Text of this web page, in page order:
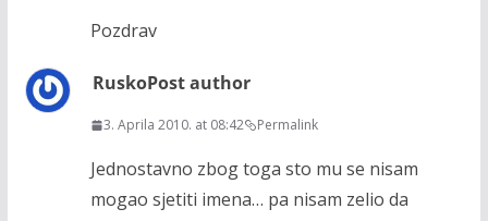
Pozdrav
RuskoPost author
3. Aprila 2010. at 08:42 Permalink
Jednostavno zbog toga sto mu se nisam
mogao sjetiti imena… pa nisam zelio da